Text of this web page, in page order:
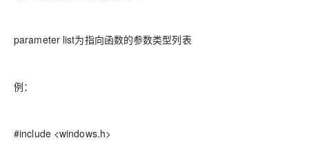
parameter list为指向函数的参数类型列表
例：
#include <windows.h>